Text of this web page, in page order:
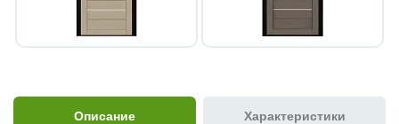
Описание Характеристики